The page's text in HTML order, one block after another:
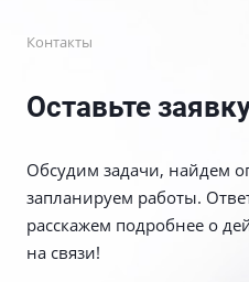
Контакты
Оставьте
Обсудим задачи, найдем
запланируем работы.
расскажем подробнее о
на связи!